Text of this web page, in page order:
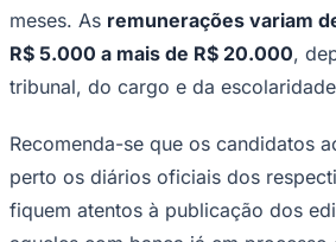
meses. As remunerações variam
R$ 5.000 a mais de R$ 20.000,
tribunal, do cargo e da
Recomenda-se que os candidatos
perto os diários oficiais dos
fiquem atentos à publicação dos